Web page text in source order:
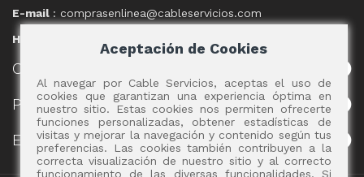
E-mail : comprasenlinea@cableservicios.com
Horario
CABLE
POLÍTICAS
EVENTOS
Aceptación de Cookies
Al navegar por Cable Servicios, aceptas el uso de
cookies que garantizan una experiencia óptima en
nuestro sitio. Estas cookies nos permiten ofrecerte
funciones personalizadas, obtener estadísticas de
visitas y mejorar la navegación y contenido según tus
preferencias. Las cookies también contribuyen a la
correcta visualización de nuestro sitio y al correcto
funcionamiento de las diversas funcionalidades. Si